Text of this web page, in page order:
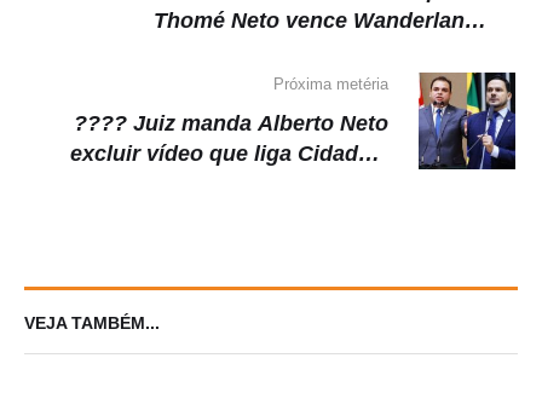
Thomé Neto vence Wanderlan
Próxima metéria
???? Juiz manda Alberto Neto
excluir vídeo que liga Cidade a
VEJA TAMBÉM...